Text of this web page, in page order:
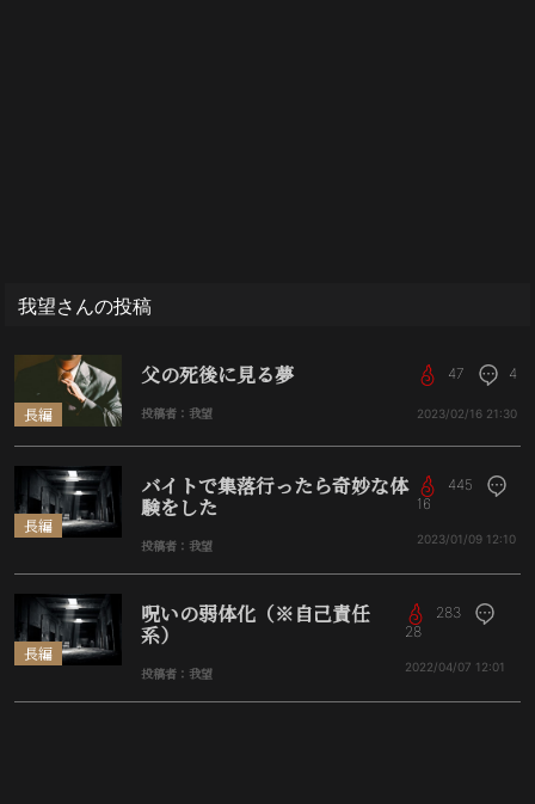
我望さんの投稿
長編
父の死後に見る夢
投稿者：我望
47 4
2023/02/16 21:30
長編
バイトで集落行ったら奇妙な体
験をした
投稿者：我望
445
16
2023/01/09 12:10
長編
呪いの弱体化（※自己責任
系）
投稿者：我望
283
28
2022/04/07 12:01